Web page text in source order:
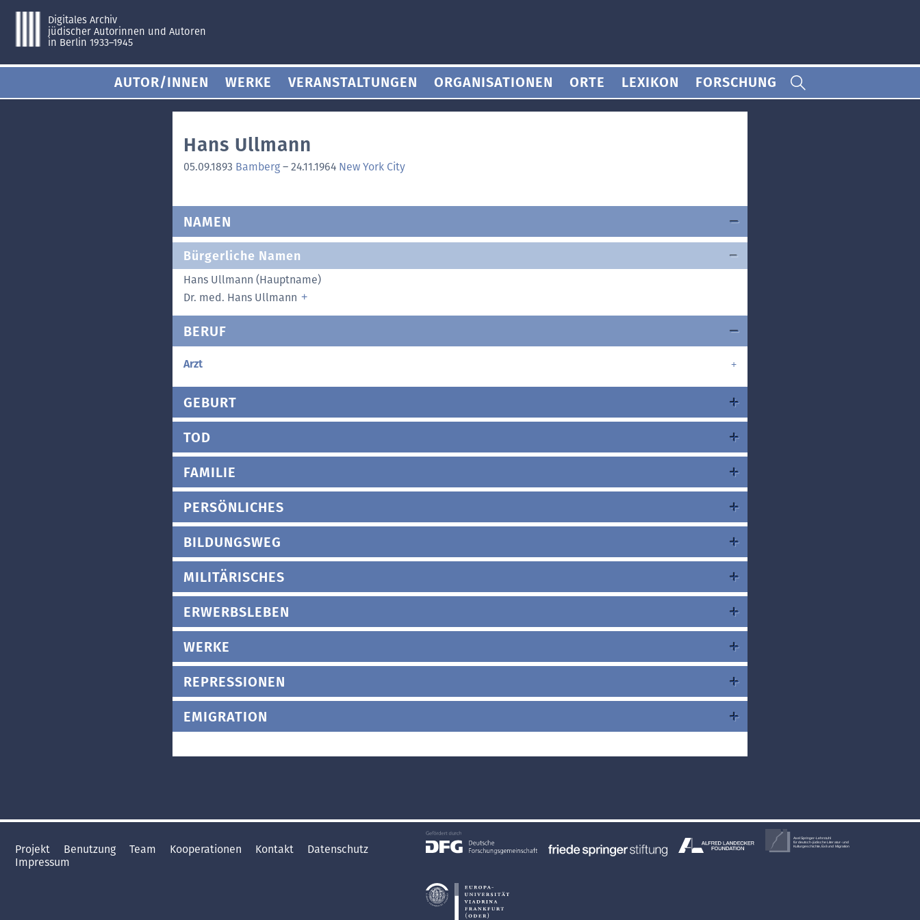
Digitales Archiv
jüdischer Autorinnen und Autoren
in Berlin 1933–1945
AUTOR/INNEN WERKE VERANSTALTUNGEN ORGANISATIONEN ORTE LEXIKON FORSCHUNG
Hans Ullmann
05.09.1893 Bamberg – 24.11.1964 New York City
NAMEN
Bürgerliche Namen
Hans Ullmann (Hauptname)
Dr. med. Hans Ullmann
BERUF
Arzt
GEBURT
TOD
FAMILIE
PERSÖNLICHES
BILDUNGSWEG
MILITÄRISCHES
ERWERBSLEBEN
WERKE
REPRESSIONEN
EMIGRATION
Projekt Benutzung Team Kooperationen Kontakt
Datenschutz
Impressum
Axel Springer-Lehrstuhl
für deutsch-jüdische Literatur- und
Kulturgeschichte, Exil und Migration